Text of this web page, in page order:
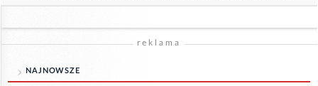
reklama
NAJNOWSZE